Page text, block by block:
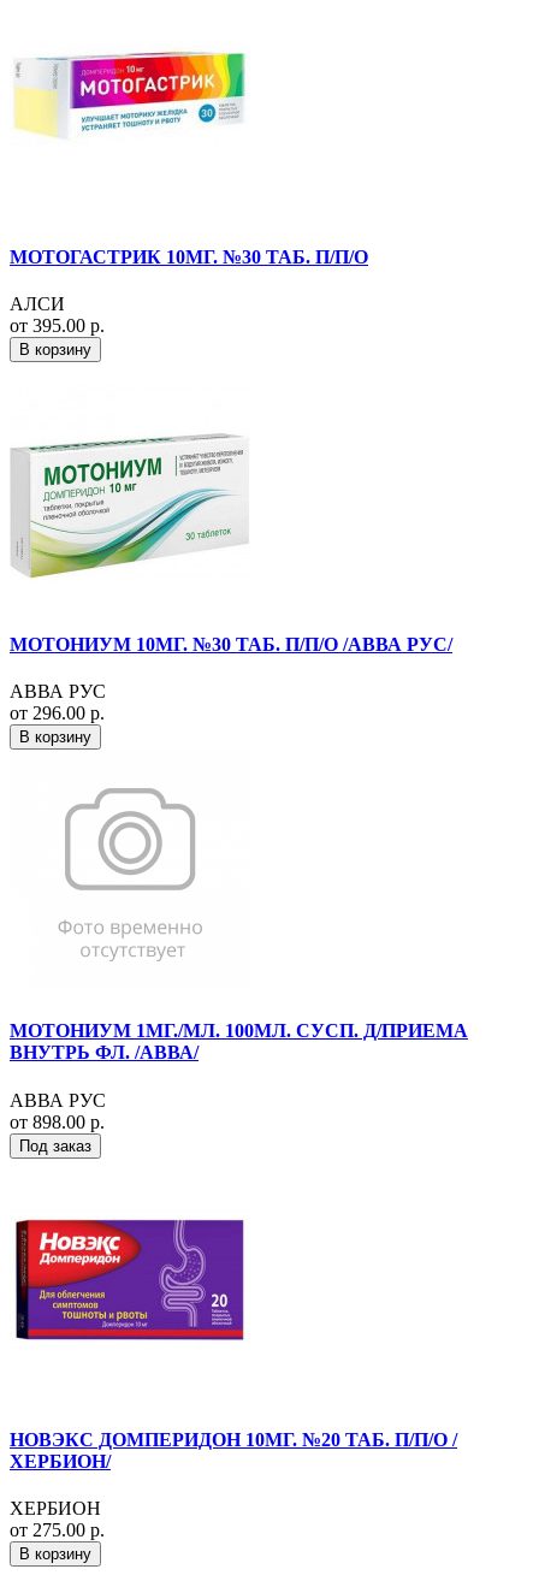
МОТОГАСТРИК 10МГ. №30 ТАБ. П/П/О
АЛСИ
от 395.00 р.
В корзину
МОТОНИУМ 10МГ. №30 ТАБ. П/П/О /АВВА РУС/
АВВА РУС
от 296.00 р.
В корзину
МОТОНИУМ 1МГ./МЛ. 100МЛ. СУСП. Д/ПРИЕМА
ВНУТРЬ ФЛ. /АВВА/
АВВА РУС
от 898.00 р.
Под заказ
НОВЭКС ДОМПЕРИДОН 10МГ. №20 ТАБ. П/П/О /
ХЕРБИОН/
ХЕРБИОН
от 275.00 р.
В корзину